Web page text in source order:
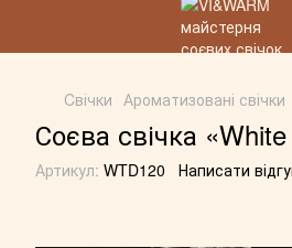
Cвічки Ароматизовані свічки
Соєва свічка
Артикул: WTD120 Написати